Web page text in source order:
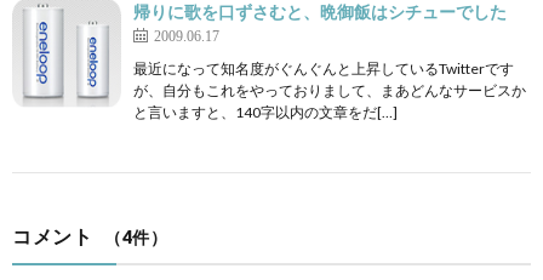
帰りに歌を口ずさむと、晩御飯はシチューでした
2009.06.17
最近になって知名度がぐんぐんと上昇しているTwitterです
が、自分もこれをやっておりまして、まあどんなサービスか
と言いますと、140字以内の文章をだ[…]
コメント （4件）